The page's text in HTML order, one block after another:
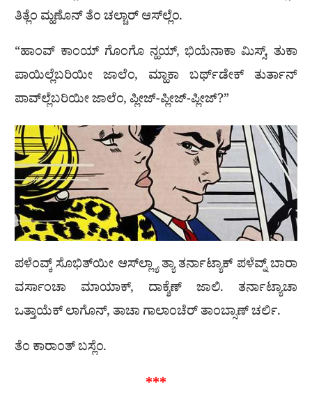
ತಿತ್ಲೆಂ ಮ್ಹಣೊನ್ ತೆಂ ಚಲ್ಚಾರ್ ಆಸ್‌ಲ್ಲೆಂ.
“ಹಾಂವ್ ಕಾಂಯ್ ಗೊಂಗೊ ನ್ಹಯ್, ಭಿಯೆನಾಕಾ ಮಿಸ್ಸ್, ತುಕಾ
ಪಾಯಿಲ್ಲೆಬರಿಯೀ ಜಾಲೆಂ, ಮ್ಹಾಕಾ ಬರ್ಥ್‌ಡೇಕ್ ತುರ್ತಾನ್
ಪಾವ್‌ಲ್ಲೆಬರಿಯೀ ಜಾಲೆಂ, ಪ್ಲೀಜ್-ಪ್ಲೀಜ್-ಪ್ಲೀಜ್?”
ಪಳೆಂವ್ಕ್ ಸೊಭಿತ್‌ಯೀ ಆಸ್‌ಲ್ಲ್ಯಾ ತ್ಯಾ ತರ್ನಾಟ್ಯಾಕ್ ಪಳೆವ್ನ್ ಬಾರಾ
ವರ್ಸಾಂಚಾ ಮಾಯಾಕ್, ದಾಕ್ಶೆಣ್ ಜಾಲಿ.‌ ತರ್ನಾಟ್ಯಾಚಾ
ಒತ್ತಾಯೆಕ್‌ ಲಾಗೊನ್‌, ತಾಚಾ ಗಾಲಾಂಚೆರ್ ತಾಂಬ್ಸಾಣ್ ಚರ್ಲಿ.
ತೆಂ ಕಾರಾಂತ್ ಬಸ್ಲೆಂ.
***